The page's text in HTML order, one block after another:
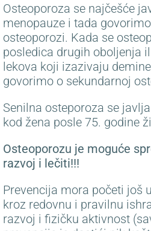
Osteoporoza se najčešće
menopauze i tada
osteoporozi. Kada se
posledica drugih oboljenja
lekova koji izazivaju
govorimo o sekundarnoj
Senilna osteporoza se
kod žena posle 75. godine
Osteoporozu je moguće
razvoj i lečiti!!!
Prevencija mora početi još
kroz redovnu i pravilnu
razvoj i fizičku aktivnost